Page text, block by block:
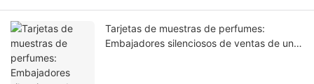
Tarjetas de muestras de perfumes:
Embajadores silenciosos de ventas de una